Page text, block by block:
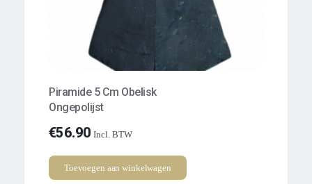
Piramide 5 Cm Obelisk
Ongepolijst
€56.90 Incl. BTW
Toevoegen aan winkelwagen